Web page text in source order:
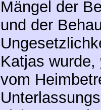
Mängel der
und der
Katjas wurde,
vom